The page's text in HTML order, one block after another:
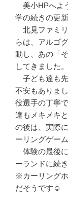
美小HPへよ
学の続きの更新
北見ファミ
らは、アルゴ
動し、あの「
してきました。
子ども達も
不安もありま
役選手の丁寧
達もメキメキ
の後は、実際
ーリングゲー
体験の最後に
ーランドに続
※カーリング
だそうです☺